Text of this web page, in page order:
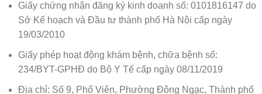
Giấy chứng nhận đăng ký kinh doanh số: 0101816147 do
Sở Kế hoạch và Đầu tư thành phố Hà Nội cấp ngày
19/03/2010
Giấy phép hoạt động khám bệnh, chữa bệnh số:
234/BYT-GPHĐ do Bộ Y Tế cấp ngày 08/11/2019
Địa chỉ: Số 9, Phố Viên, Phường Đông Ngạc, Thành phố